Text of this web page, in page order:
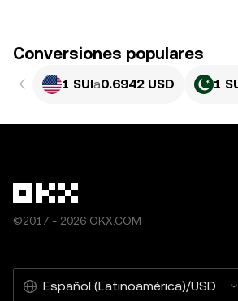
Conversiones populares
1 SUIa0.6942 USD 1
©2017 - 2026 OKX.COM
Español (Latinoamérica)/USD